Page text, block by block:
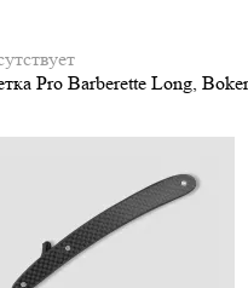
Pro Barberette Long,